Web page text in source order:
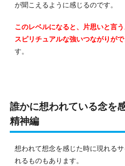
が聞こえるように感じるのです。
このレベルになると、片思いと言う
スピリチュアルな強いつながりが
す。
誰かに想われている念を
精神編
想われて想念を感じた時に現れる
れるものもあります。